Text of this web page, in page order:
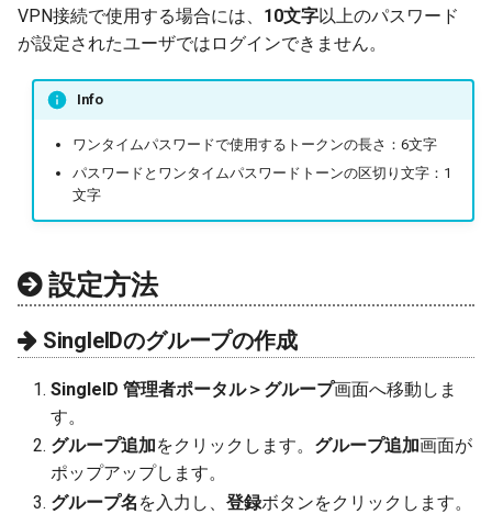
VPN接続で使用する場合には、 10文字以上のパスワード
が設定されたユーザではログインできません。
Info
ワンタイムパスワードで使用するトークンの長さ：6文字
パスワードとワンタイムパスワードトーンの区切り文字：1
文字
設定方法
SingleIDのグループの作成
SingleID 管理者ポータル＞グループ画面へ移動しま
す。
グループ追加をクリックします。 グループ追加画面が
ポップアップします。
グループ名 を入力し、 登録ボタンをクリックします。